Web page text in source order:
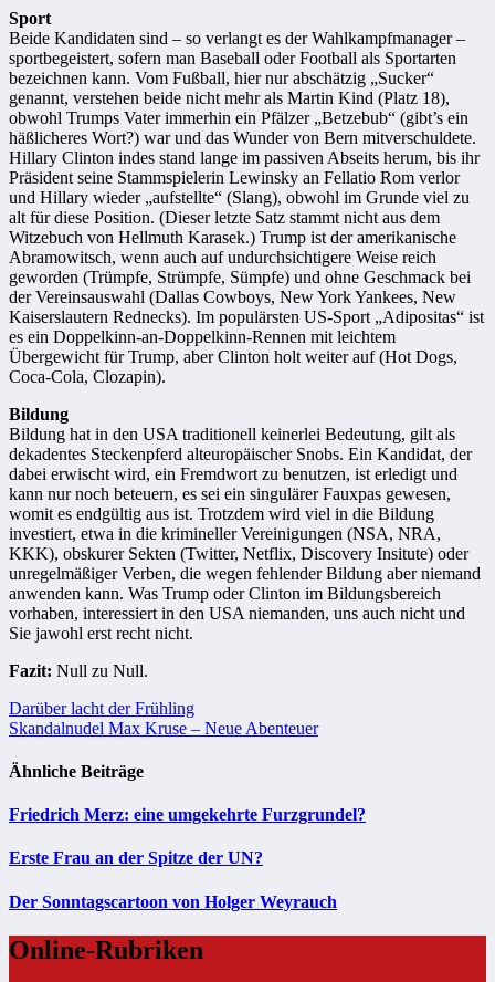
Sport
Beide Kandidaten sind – so verlangt es der Wahlkampfmanager –
sportbegeistert, sofern man Baseball oder Football als Sportarten
bezeichnen kann. Vom Fußball, hier nur abschätzig „Sucker“
genannt, verstehen beide nicht mehr als Martin Kind (Platz 18),
obwohl Trumps Vater immerhin ein Pfälzer „Betzebub“ (gibt’s ein
häßlicheres Wort?) war und das Wunder von Bern mitverschuldete.
Hillary Clinton indes stand lange im passiven Abseits herum, bis ihr
Präsident seine Stammspielerin Lewinsky an Fellatio Rom verlor
und Hillary wieder „aufstellte“ (Slang), obwohl im Grunde viel zu
alt für diese Position. (Dieser letzte Satz stammt nicht aus dem
Witzebuch von Hellmuth Karasek.) Trump ist der amerikanische
Abramowitsch, wenn auch auf undurchsichtigere Weise reich
geworden (Trümpfe, Strümpfe, Sümpfe) und ohne Geschmack bei
der Vereinsauswahl (Dallas Cowboys, New York Yankees, New
Kaiserslautern Rednecks). Im populärsten US-Sport „Adipositas“ ist
es ein Doppelkinn-an-Doppelkinn-Rennen mit leichtem
Übergewicht für Trump, aber Clinton holt weiter auf (Hot Dogs,
Coca-Cola, Clozapin).
Bildung
Bildung hat in den USA traditionell keinerlei Bedeutung, gilt als
dekadentes Steckenpferd alteuropäischer Snobs. Ein Kandidat, der
dabei erwischt wird, ein Fremdwort zu benutzen, ist erledigt und
kann nur noch beteuern, es sei ein singulärer Fauxpas gewesen,
womit es endgültig aus ist. Trotzdem wird viel in die Bildung
investiert, etwa in die krimineller Vereinigungen (NSA, NRA,
KKK), obskurer Sekten (Twitter, Netflix, Discovery Insitute) oder
unregelmäßiger Verben, die wegen fehlender Bildung aber niemand
anwenden kann. Was Trump oder Clinton im Bildungsbereich
vorhaben, interessiert in den USA niemanden, uns auch nicht und
Sie jawohl erst recht nicht.
Fazit: Null zu Null.
Beitragsnavigation
Darüber lacht der Frühling
Skandalnudel Max Kruse – Neue Abenteuer
Ähnliche Beiträge
Friedrich Merz: eine umgekehrte Furzgrundel?
Erste Frau an der Spitze der UN?
Der Sonntagscartoon von Holger Weyrauch
Online-Rubriken